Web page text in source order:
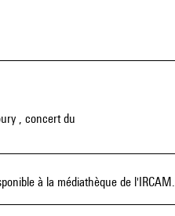
, concert du
à la médiathèque de l'IRCAM.